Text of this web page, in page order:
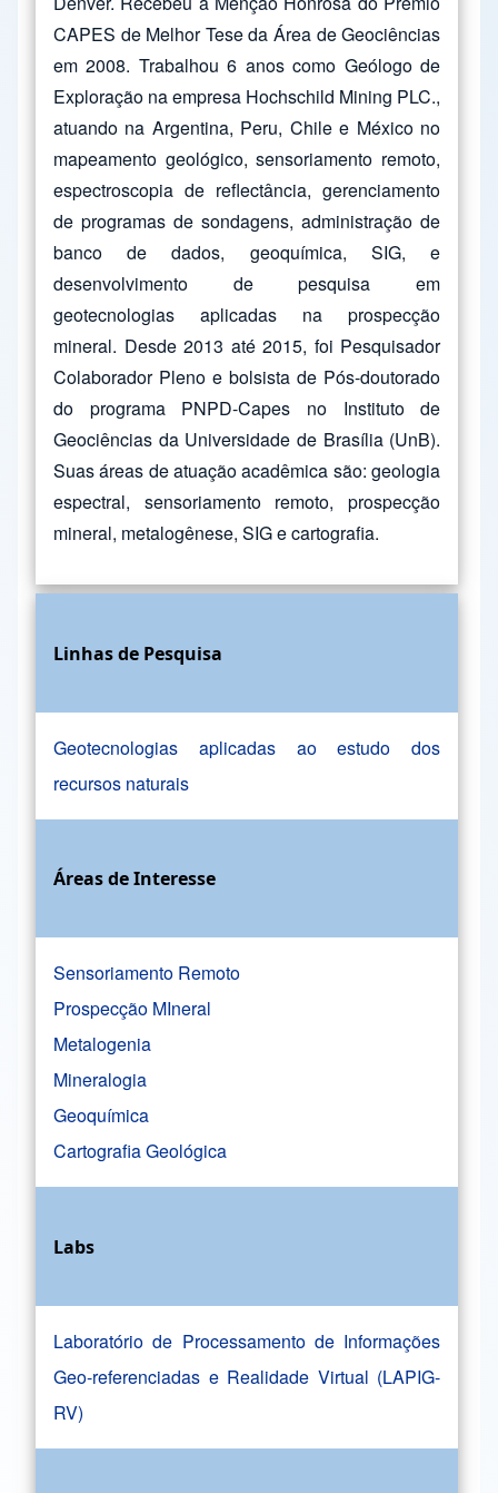
CAPES de Melhor Tese da Área de Geociências
em 2008. Trabalhou 6 anos como Geólogo de
Exploração na empresa Hochschild Mining PLC.,
atuando na Argentina, Peru, Chile e México no
mapeamento geológico, sensoriamento remoto,
espectroscopia de reflectância, gerenciamento
de programas de sondagens, administração de
banco de dados, geoquímica, SIG, e
desenvolvimento de pesquisa em
geotecnologias aplicadas na prospecção
mineral. Desde 2013 até 2015, foi Pesquisador
Colaborador Pleno e bolsista de Pós-doutorado
do programa PNPD-Capes no Instituto de
Geociências da Universidade de Brasília (UnB).
Suas áreas de atuação acadêmica são: geologia
espectral, sensoriamento remoto, prospecção
mineral, metalogênese, SIG e cartografia.
Linhas de Pesquisa
Geotecnologias aplicadas ao estudo dos
recursos naturais
Áreas de Interesse
Sensoriamento Remoto
Prospecção MIneral
Metalogenia
Mineralogia
Geoquímica
Cartografia Geológica
Labs
Laboratório de Processamento de Informações
Geo-referenciadas e Realidade Virtual (LAPIG-
RV)